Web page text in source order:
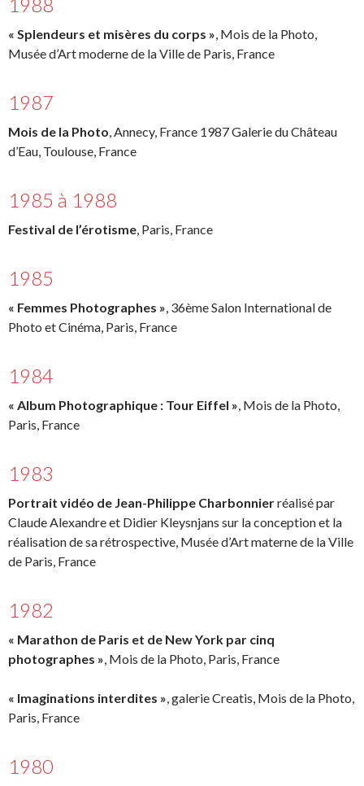
« Splendeurs et misères du corps », Mois de la Photo,
Musée d’Art moderne de la Ville de Paris, France
1987
Mois de la Photo, Annecy, France 1987 Galerie du Château
d’Eau, Toulouse, France
1985 à 1988
Festival de l’érotisme, Paris, France
1985
« Femmes Photographes », 36ème Salon International de
Photo et Cinéma, Paris, France
1984
« Album Photographique : Tour Eiffel », Mois de la Photo,
Paris, France
1983
Portrait vidéo de Jean-Philippe Charbonnierréalisé par
Claude Alexandre et Didier Kleysnjans sur la conception et la
réalisation de sa rétrospective, Musée d’Art materne de la Ville
de Paris, France
1982
« Marathon de Paris et de New York par cinq
photographes », Mois de la Photo, Paris, France
« Imaginations interdites », galerie Creatis, Mois de la Photo,
Paris, France
1980